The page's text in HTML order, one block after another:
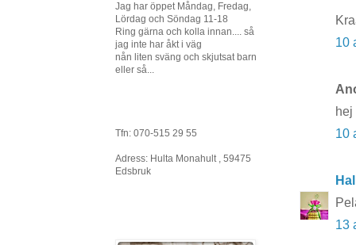
10
hej
10
13
Jag har öppet Måndag, Fredag,
Lördag och Söndag 11-18
Ring gärna och kolla innan.... så
jag inte har åkt i väg
nån liten sväng och skjutsat barn
eller så...
Tfn: 070-515 29 55
Adress: Hulta Monahult , 59475
Edsbruk